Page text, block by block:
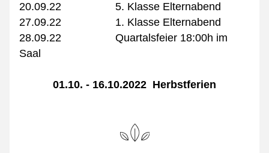
20.09.22                  5. Klasse Elternabend
27.09.22                  1. Klasse Elternabend
28.09.22                  Quartalsfeier 18:00h im
Saal
01.10. - 16.10.2022  Herbstferien